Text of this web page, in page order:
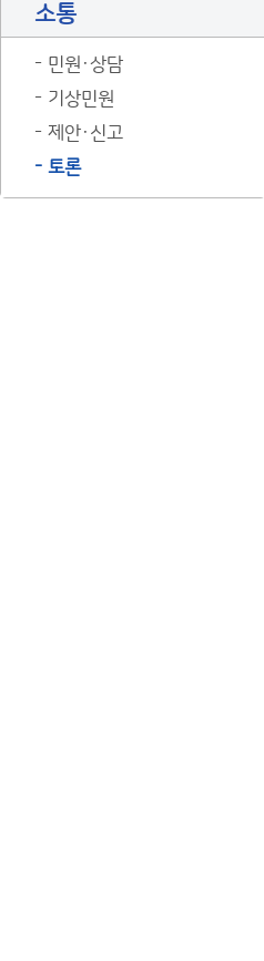
소통
민원·상담
기상민원
제안·신고
토론